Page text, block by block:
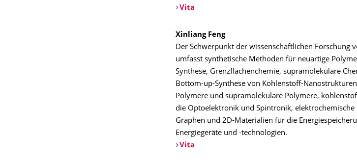
Vita
Xinliang Feng
Der Schwerpunkt der wissenschaftlichen Forschung
umfasst synthetische Methoden für neuartige
Synthese, Grenzflächenchemie, supramolekulare
Bottom-up-Synthese von Kohlenstoff-
Polymere und supramolekulare Polymere,
die Optoelektronik und Spintronik,
Graphen und 2D-Materialien für die
Energiegeräte und -technologien.
Vita